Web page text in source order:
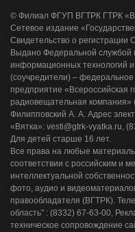
© Филиал ФГУП ВГТРК ГТРК
Сетевое издание
Свидетельство о
Выдано Федеральной службой
информационных технологий
(соучредители) – федеральное
предприятие «Всероссийская
радиовещательная компания»
Филипповский А. А. Адрес
«Вятка»: vesti@gtrk-vyatka.ru,
Для детей старше 16 лет.
Все права на любые
соответствии с российским и
интеллектуальной
фото, аудио и
правообладателя (ВГТРК).
область" : (8332) 67-63-00,
техническое сопровождение